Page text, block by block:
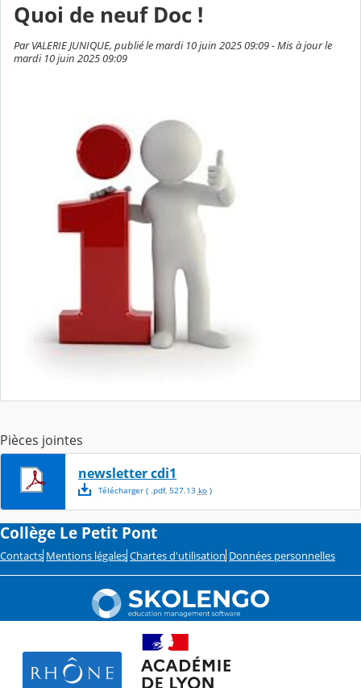
Quoi de neuf Doc !
Par VALERIE JUNIQUE, publié le mardi 10 juin 2025 09:09 - Mis à jour le
mardi 10 juin 2025 09:09
Pièces jointes
newsletter cdi1
Télécharger( .pdf, 527.13 ko)
Collège Le Petit Pont
Contacts Mentions légales Chartes d'utilisation Données personnelles